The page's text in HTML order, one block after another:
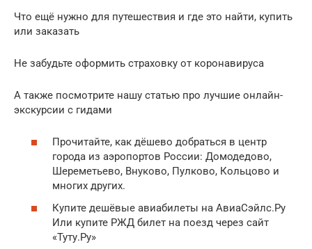
Что ещё нужно для путешествия и где это найти, купить
или заказать
Не забудьте оформить страховку от коронавируса
А также посмотрите нашу статью про лучшие онлайн-
экскурсии с гидами
Прочитайте, как дёшево добраться в центр
города из аэропортов России: Домодедово,
Шереметьево, Внуково, Пулково, Кольцово и
многих других.
Купите дешёвые авиабилеты на АвиаСэйлс.Ру
Или купите РЖД билет на поезд через сайт
«Туту.Ру»